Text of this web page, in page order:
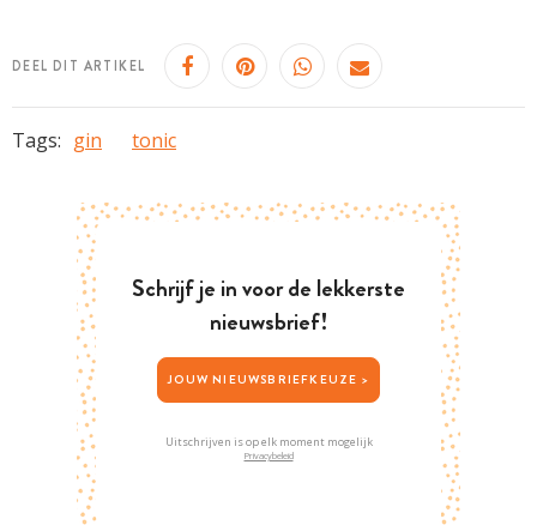
DEEL DIT ARTIKEL
Tags: gin tonic
Schrijf je in voor de lekkerste
nieuwsbrief!
JOUW NIEUWSBRIEFKEUZE >
Uitschrijven is op elk moment mogelijk
Privacybeleid